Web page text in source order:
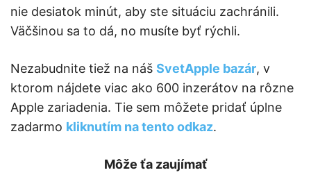
nie desiatok minút, aby ste situáciu zachránili.
Väčšinou sa to dá, no musíte byť rýchli.
Nezabudnite tiež na náš SvetApple bazár, v
ktorom nájdete viac ako 600 inzerátov na rôzne
Apple zariadenia. Tie sem môžete pridať úplne
zadarmo kliknutím na tento odkaz.
Môže ťa zaujímať